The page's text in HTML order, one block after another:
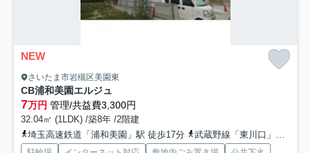
NEW
さいたま市岩槻区美園東
CB浦和美園エルジュ
7万円 管理/共益費3,300円
32.04㎡ (1LDK) /築8年 /2階建
埼玉高速鉄道「浦和美園」駅 徒歩17分
武蔵野線「東川口」駅 徒歩45分